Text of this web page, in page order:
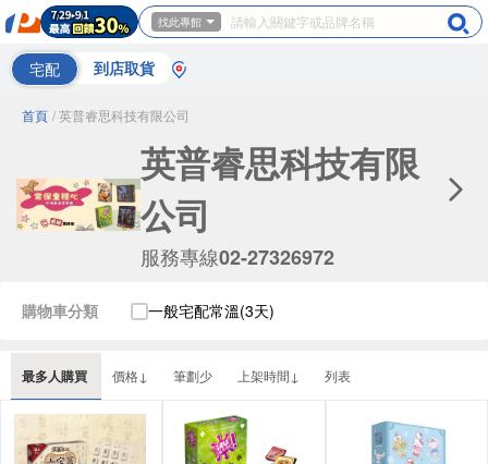
找此專館
宅配 到店取貨
首頁 / 英普睿思科技有限公司
英普睿思科技有限
公司
服務專線02-27326972
最多人購買 價格↓ 筆劃少 上架時間↓ 列表
購物車分類 一般宅配常溫(3天)